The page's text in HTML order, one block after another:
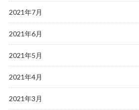
2021年7月
2021年6月
2021年5月
2021年4月
2021年3月